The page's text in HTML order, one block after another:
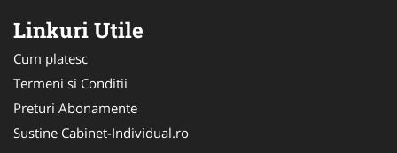
Linkuri Utile
Cum platesc
Termeni si Conditii
Preturi Abonamente
Sustine Cabinet-Individual.ro